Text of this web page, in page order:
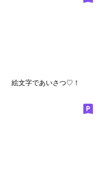
絵文字であいさつ♡！